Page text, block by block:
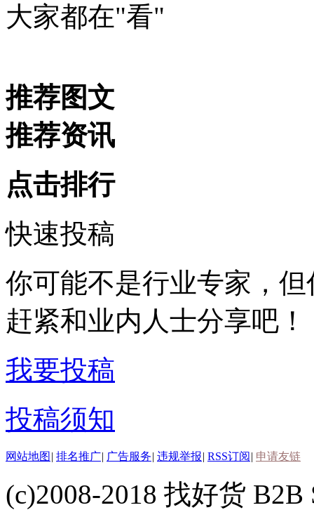
大家都在"看"
推荐图文
推荐资讯
点击排行
快速投稿
你可能不是行业专家，
赶紧和业内人士分享吧！
我要投稿
投稿须知
网站地图 | 排名推广| 广告服务| 违规举报| RSS订阅 | 申请友链
(c)2008-2018 找好货 B2B